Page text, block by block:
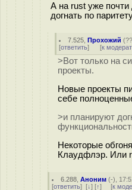
А на rust уже
догнать по
7.525 ,Прохожий (
[ответить] [к
>Вот только на
проекты.
Новые проекты
себе
>и планируют
Некоторые
Клаудфлэр. Или
6.288 ,Аноним (-),
[ответить] [↓] [↑] [к